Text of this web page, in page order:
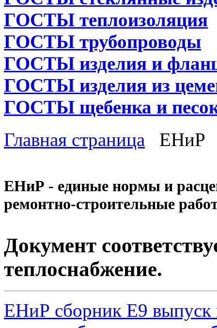
ГОСТЫ теплоизоляция
ГОСТЫ трубопроводы
ГОСТЫ изделия и
ГОСТЫ изделия из
ГОСТЫ щебенка и
Главная страница
ЕНиР
ЕНиР - единые нормы и
ремонтно-строительные
Документ
теплоснабжение.
ЕНиР сборник Е9 выпуск